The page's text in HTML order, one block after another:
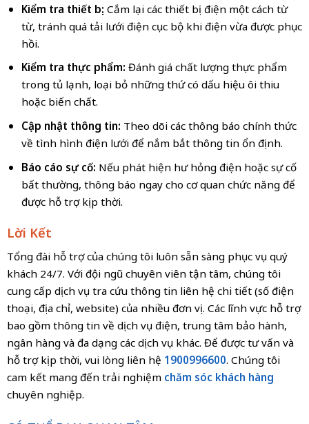
Kiểm tra thiết bị: Cắm lại các thiết bị điện một cách từ
từ, tránh quá tải lưới điện cục bộ khi điện vừa được phục
hồi.
Kiểm tra thực phẩm: Đánh giá chất lượng thực phẩm
trong tủ lạnh, loại bỏ những thứ có dấu hiệu ôi thiu
hoặc biến chất.
Cập nhật thông tin: Theo dõi các thông báo chính thức
về tình hình điện lưới để nắm bắt thông tin ổn định.
Báo cáo sự cố: Nếu phát hiện hư hỏng điện hoặc sự cố
bất thường, thông báo ngay cho cơ quan chức năng để
được hỗ trợ kịp thời.
Lời Kết
Tổng đài hỗ trợ của chúng tôi luôn sẵn sàng phục vụ quý
khách 24/7. Với đội ngũ chuyên viên tận tâm, chúng tôi
cung cấp dịch vụ tra cứu thông tin liên hệ chi tiết (số điện
thoại, địa chỉ, website) của nhiều đơn vị. Các lĩnh vực hỗ trợ
bao gồm thông tin về dịch vụ điện, trung tâm bảo hành,
ngân hàng và đa dạng các dịch vụ khác. Để được tư vấn và
hỗ trợ kịp thời, vui lòng liên hệ 1900996600. Chúng tôi
cam kết mang đến trải nghiệm chăm sóc khách hàng
chuyên nghiệp.